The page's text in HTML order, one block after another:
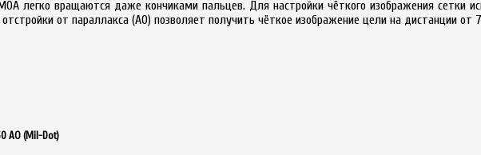
легко вращаются даже кончиками пальцев. Для настройки чёткого изображения сетки
от параллакса (AO) позволяет получить чёткое изображение цели на дистанции от
AO (Mil-Dot)